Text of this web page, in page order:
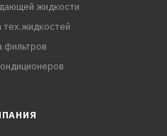
жидкости
тех.жидкостей
фильтров